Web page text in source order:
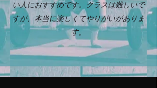
い人におすすめです。クラスは難しいで
すが、本当に楽しくてやりがいがありま
す。